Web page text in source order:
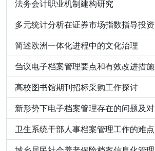
法务会计职业机制建构研究
多元统计分析在证券市场指数指导投资
简述欧洲一体化进程中的文化治理
刍议电子档案管理要点和有效改进措施
高校图书馆期刊招标采购工作探讨
新形势下电子档案管理存在的问题及对
卫生系统干部人事档案管理工作的难点